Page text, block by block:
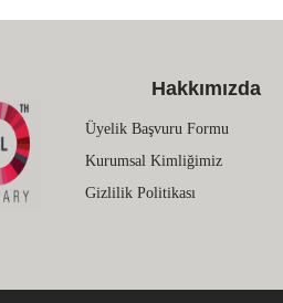
Hakkımızda
Üyelik Başvuru Formu
Kurumsal Kimliğimiz
Gizlilik Politikası